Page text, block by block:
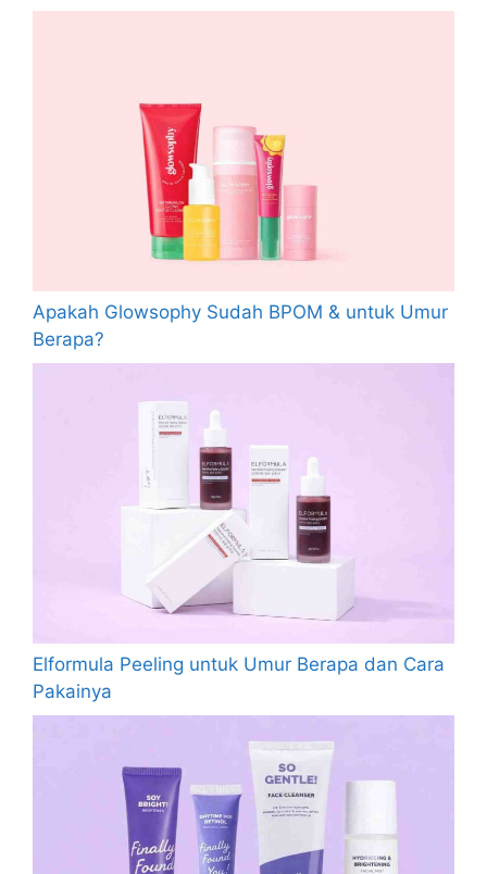
Apakah Glowsophy Sudah BPOM & untuk Umur
Berapa?
Elformula Peeling untuk Umur Berapa dan Cara
Pakainya